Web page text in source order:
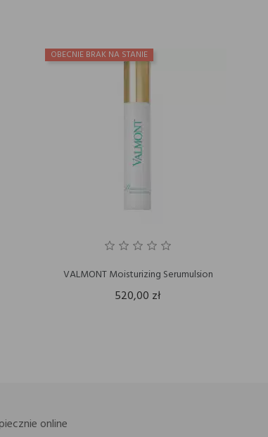
OBECNIE BRAK NA STANIE
VALMONT Moisturizing Serumulsion
520,00 zł
online